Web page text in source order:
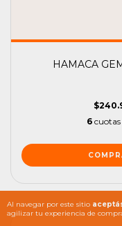
Al navegar por este sitio
agilizar tu experiencia de
HAMACA
6 cuotas